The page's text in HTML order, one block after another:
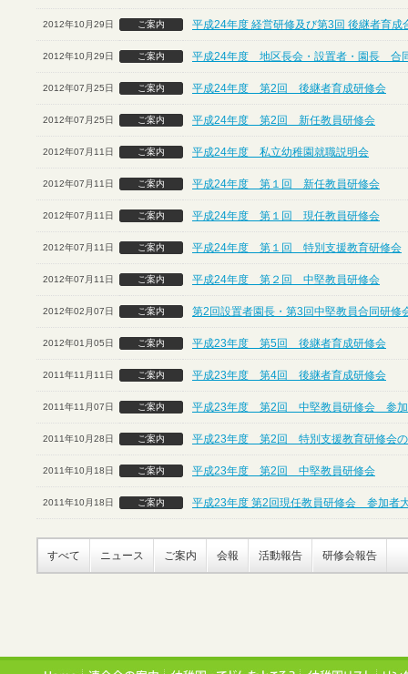
2012年10月29日 ご案内 平成24年度 経営研修及び第3回 後継者育成
2012年10月29日 ご案内 平成24年度 地区長会・設置者・園長 合
2012年07月25日 ご案内 平成24年度 第2回 後継者育成研修会
2012年07月25日 ご案内 平成24年度 第2回 新任教員研修会
2012年07月11日 ご案内 平成24年度 私立幼稚園就職説明会
2012年07月11日 ご案内 平成24年度 第１回 新任教員研修会
2012年07月11日 ご案内 平成24年度 第１回 現任教員研修会
2012年07月11日 ご案内 平成24年度 第１回 特別支援教育研修会
2012年07月11日 ご案内 平成24年度 第２回 中堅教員研修会
2012年02月07日 ご案内 第2回設置者園長・第3回中堅教員合同研修
2012年01月05日 ご案内 平成23年度 第5回 後継者育成研修会
2011年11月11日 ご案内 平成23年度 第4回 後継者育成研修会
2011年11月07日 ご案内 平成23年度 第2回 中堅教員研修会 参加
2011年10月28日 ご案内 平成23年度 第2回 特別支援教育研修会
2011年10月18日 ご案内 平成23年度 第2回 中堅教員研修会
2011年10月18日 ご案内 平成23年度 第2回現任教員研修会 参加者
すべて ニュース ご案内 会報 活動報告 研修会報告